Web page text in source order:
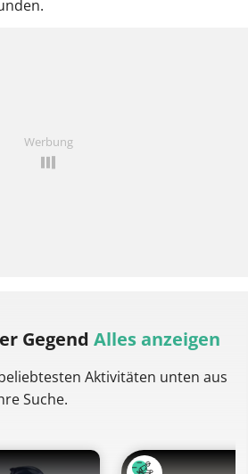
Werbung
Gegend Alles anzeigen
Aktivitäten unten aus
Suche.